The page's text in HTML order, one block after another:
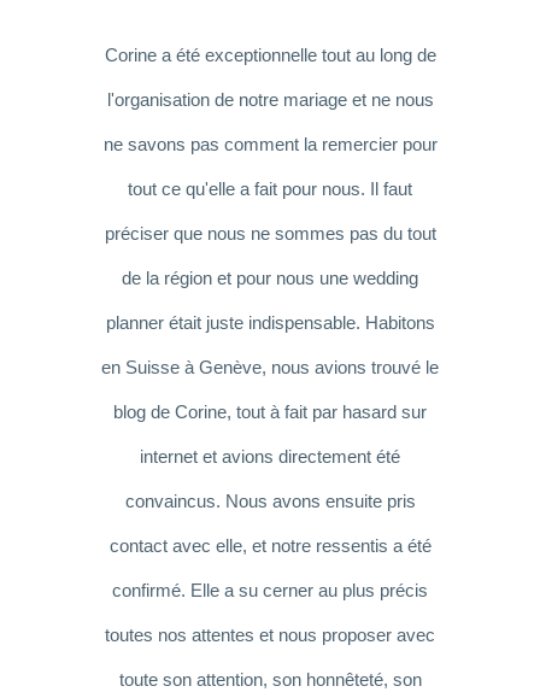
Corine a été exceptionnelle tout au long de
l'organisation de notre mariage et ne nous
ne savons pas comment la remercier pour
tout ce qu'elle a fait pour nous. Il faut
préciser que nous ne sommes pas du tout
de la région et pour nous une wedding
planner était juste indispensable. Habitons
en Suisse à Genève, nous avions trouvé le
blog de Corine, tout à fait par hasard sur
internet et avions directement été
convaincus. Nous avons ensuite pris
contact avec elle, et notre ressentis a été
confirmé. Elle a su cerner au plus précis
toutes nos attentes et nous proposer avec
toute son attention, son honnêteté, son